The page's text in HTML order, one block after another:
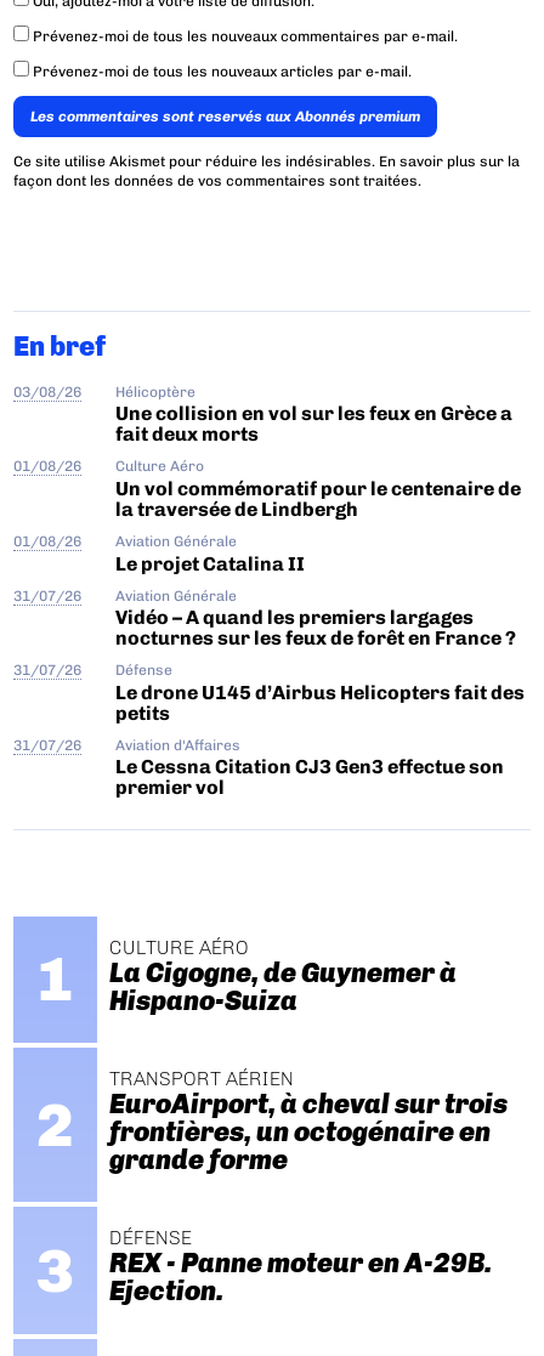
Prévenez-moi de tous les nouveaux commentaires par e-mail.
Prévenez-moi de tous les nouveaux articles par e-mail.
Les commentaires sont reservés aux Abonnés premium
Ce site utilise Akismet pour réduire les indésirables. En savoir plus sur la
façon dont les données de vos commentaires sont traitées.
En bref
03/08/26 Hélicoptère
Une collision en vol sur les feux en Grèce a
fait deux morts
01/08/26 Culture Aéro
Un vol commémoratif pour le centenaire de
la traversée de Lindbergh
01/08/26 Aviation Générale
Le projet Catalina II
31/07/26 Aviation Générale
Vidéo – A quand les premiers largages
nocturnes sur les feux de forêt en France ?
31/07/26 Défense
Le drone U145 d’Airbus Helicopters fait des
petits
31/07/26 Aviation d'Affaires
Le Cessna Citation CJ3 Gen3 effectue son
premier vol
CULTURE AÉRO
La Cigogne, de Guynemer à
Hispano-Suiza
TRANSPORT AÉRIEN
EuroAirport, à cheval sur trois
frontières, un octogénaire en
grande forme
DÉFENSE
REX - Panne moteur en A-29B.
Ejection.